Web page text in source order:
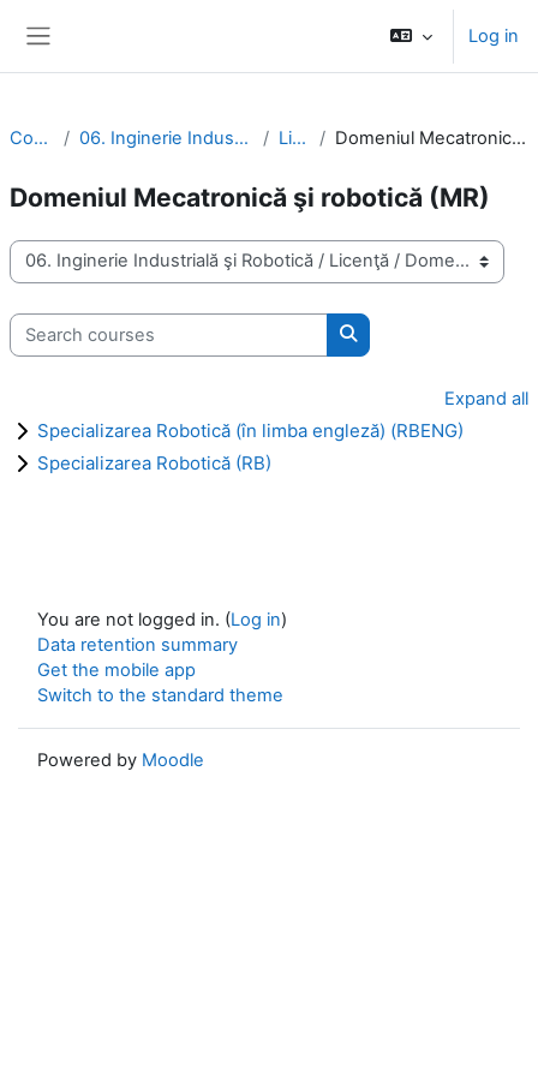
Log in
Courses 06. Inginerie Industrială şi Robotică Licenţă Domeniul Mecatronică şi robotică (MR)
Domeniul Mecatronică şi robotică (MR)
Course categories
Search courses
Search courses
Expand all
Specializarea Robotică (în limba engleză) (RBENG)
Specializarea Robotică (RB)
You are not logged in. (Log in)
Data retention summary
Get the mobile app
Switch to the standard theme
Powered by Moodle